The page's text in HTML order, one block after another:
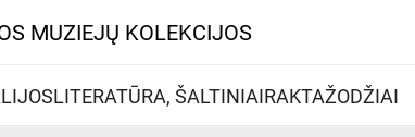
MUZIEJŲ KOLEKCIJOS
LITERATŪRA, ŠALTINIAIRAKTAŽODŽIAI